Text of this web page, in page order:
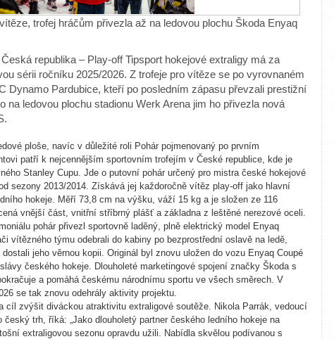
trofej hráčům přivezla až na ledovou plochu Škoda Enyaq
republika – Play-off Tipsport hokejové extraligy má za
sérii ročníku 2025/2026. Z trofeje pro vítěze se po vyrovnaném
Dynamo Pardubice, kteří po posledním zápasu převzali prestižní
na ledovou plochu stadionu Werk Arena jim ho přivezla nová
ploše, navíc v důležité roli Pohár pojmenovaný po prvním
patří k nejcennějším sportovním trofejím v České republice, kde je
Stanley Cupu. Jde o putovní pohár určený pro mistra české hokejové
sezony 2013/2014. Získává jej každoročně vítěz play-off jako hlavní
hokeje. Měří 73,8 cm na výšku, váží 15 kg a je složen ze 116
vnější část, vnitřní stříbrný plášť a základna z leštěné nerezové oceli.
pohár přivezl sportovně laděný, plně elektrický model Enyaq
vítězného týmu odebrali do kabiny po bezprostřední oslavě na ledě,
jeho věrnou kopii. Originál byl znovu uložen do vozu Enyaq Coupé
českého hokeje. Dlouholeté marketingové spojení značky Škoda s
a pomáhá českému národnímu sportu ve všech směrech. V
se tak znovu odehrály aktivity projektu.
cíl zvýšit diváckou atraktivitu extraligové soutěže. Nikola Parrák, vedoucí
český trh, říká: „Jako dlouholetý partner českého ledního hokeje na
extraligovou sezonu opravdu užili. Nabídla skvělou podívanou s